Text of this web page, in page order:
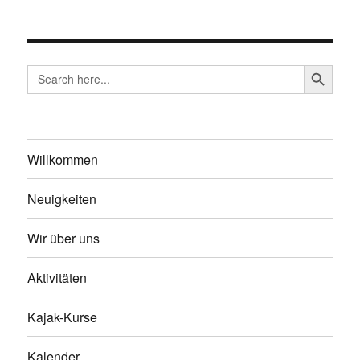
Search
for:
SEARCH
Willkommen
Neuigkeiten
Wir über uns
Aktivitäten
Kajak-Kurse
Kalender